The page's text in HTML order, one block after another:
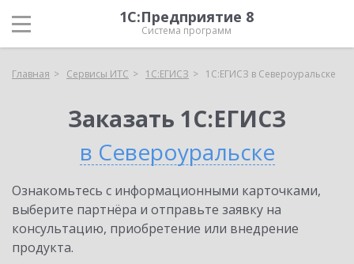
1С:Предприятие 8
Система программ
Главная Сервисы ИТС 1С:ЕГИСЗ 1С:ЕГИСЗ в Североуральске
Заказать 1С:ЕГИСЗ
в Североуральске
Ознакомьтесь с информационными карточками,
выберите партнёра и отправьте заявку на
консультацию, приобретение или внедрение
продукта.